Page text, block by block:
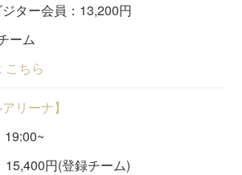
員：13,200円
こちら
リーナ】
19:00~
円(登録チーム)